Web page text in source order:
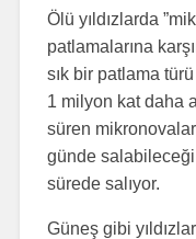
Ölü yıldızlarda
patlamalarına
sık bir patlama
1 milyon kat daha
süren
günde
sürede salıyor.
Güneş gibi